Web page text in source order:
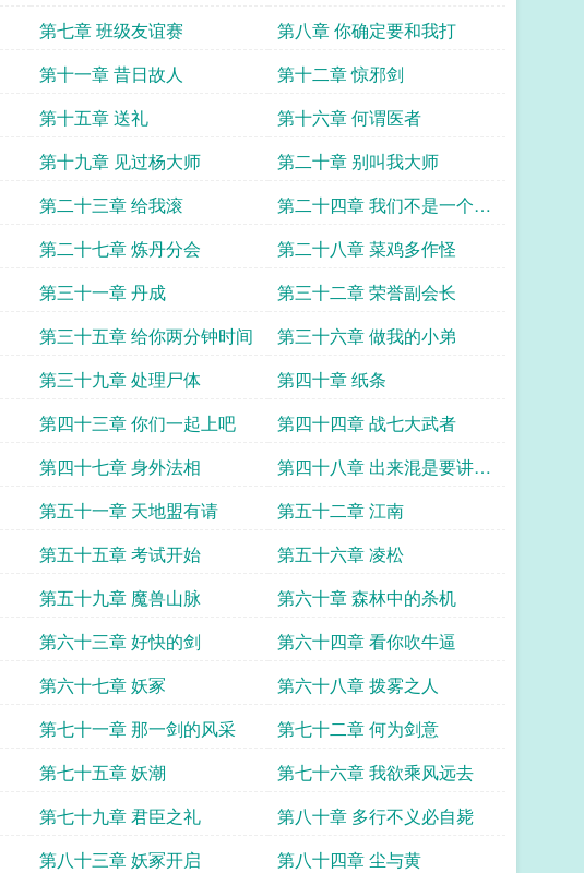
第七章 班级友谊赛
第八章 你确定要和我打
第十一章 昔日故人
第十二章 惊邪剑
第十五章 送礼
第十六章 何谓医者
第十九章 见过杨大师
第二十章 别叫我大师
第二十三章 给我滚
第二十四章 我们不是一个世
界的
第二十七章 炼丹分会
第二十八章 菜鸡多作怪
第三十一章 丹成
第三十二章 荣誉副会长
第三十五章 给你两分钟时间
第三十六章 做我的小弟
第三十九章 处理尸体
第四十章 纸条
第四十三章 你们一起上吧
第四十四章 战七大武者
第四十七章 身外法相
第四十八章 出来混是要讲信
用的
第五十一章 天地盟有请
第五十二章 江南
第五十五章 考试开始
第五十六章 凌松
第五十九章 魔兽山脉
第六十章 森林中的杀机
第六十三章 好快的剑
第六十四章 看你吹牛逼
第六十七章 妖冢
第六十八章 拨雾之人
第七十一章 那一剑的风采
第七十二章 何为剑意
第七十五章 妖潮
第七十六章 我欲乘风远去
第七十九章 君臣之礼
第八十章 多行不义必自毙
第八十三章 妖冢开启
第八十四章 尘与黄